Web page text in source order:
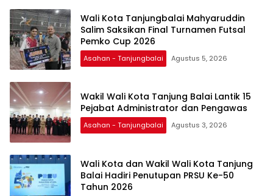
Wali Kota Tanjungbalai Mahyaruddin
Salim Saksikan Final Turnamen Futsal
Pemko Cup 2026
Asahan - Tanjungbalai Agustus 5, 2026
Wakil Wali Kota Tanjung Balai Lantik 15
Pejabat Administrator dan Pengawas
Asahan - Tanjungbalai Agustus 3, 2026
Wali Kota dan Wakil Wali Kota Tanjung
Balai Hadiri Penutupan PRSU Ke-50
Tahun 2026